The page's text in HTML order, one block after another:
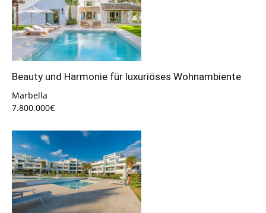
Beauty und Harmonie für luxuriöses Wohnambiente
Marbella
7.800.000€